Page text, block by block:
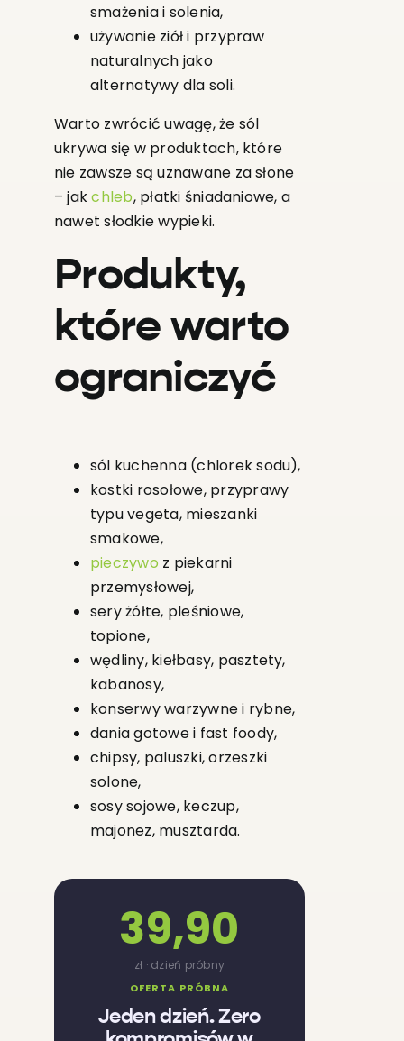
smażenia i solenia,
używanie ziół i przypraw
naturalnych jako
alternatywy dla soli.
Warto zwrócić uwagę, że sól
ukrywa się w produktach, które
nie zawsze są uznawane za słone
– jakchleb, płatki śniadaniowe, a
nawet słodkie wypieki.
Produkty,
które warto
ograniczyć
sól kuchenna (chlorek sodu),
kostki rosołowe, przyprawy
typu vegeta, mieszanki
smakowe,
pieczywo z piekarni
przemysłowej,
sery żółte, pleśniowe,
topione,
wędliny, kiełbasy, pasztety,
kabanosy,
konserwy warzywne i rybne,
dania gotowe i fast foody,
chipsy, paluszki, orzeszki
solone,
sosy sojowe, keczup,
majonez, musztarda.
OFERTA PRÓBNA
Jeden dzień. Zero
39,90
zł · dzień próbny